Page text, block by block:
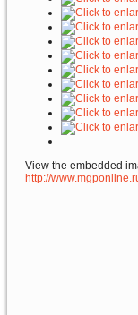
View the embedded
http://